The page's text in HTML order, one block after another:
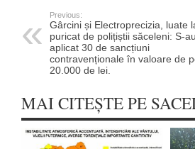
Previous:
Gârcini și Electroprecizia, luate
puricat de polițiștii săceleni: S-au
aplicat 30 de sancțiuni
contravenționale în valoare de
20.000 de lei.
MAI CITEȘTE PE